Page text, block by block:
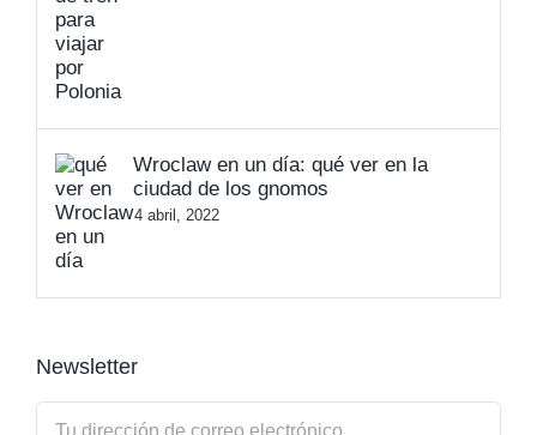
Wroclaw en un día: qué ver en la
ciudad de los gnomos
4 abril, 2022
Newsletter